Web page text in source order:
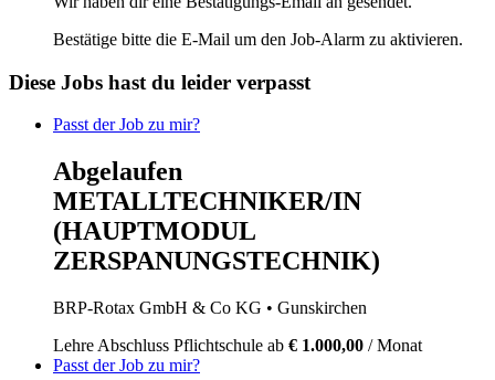
Bestätige bitte die E-Mail um den Job-Alarm zu aktivieren.
Diese Jobs hast du leider verpasst
Passt der Job zu mir?
Abgelaufen
METALLTECHNIKER/IN
(HAUPTMODUL
ZERSPANUNGSTECHNIK)
BRP-Rotax GmbH & Co KG • Gunskirchen
Lehre Abschluss Pflichtschule ab € 1.000,00 / Monat
Passt der Job zu mir?